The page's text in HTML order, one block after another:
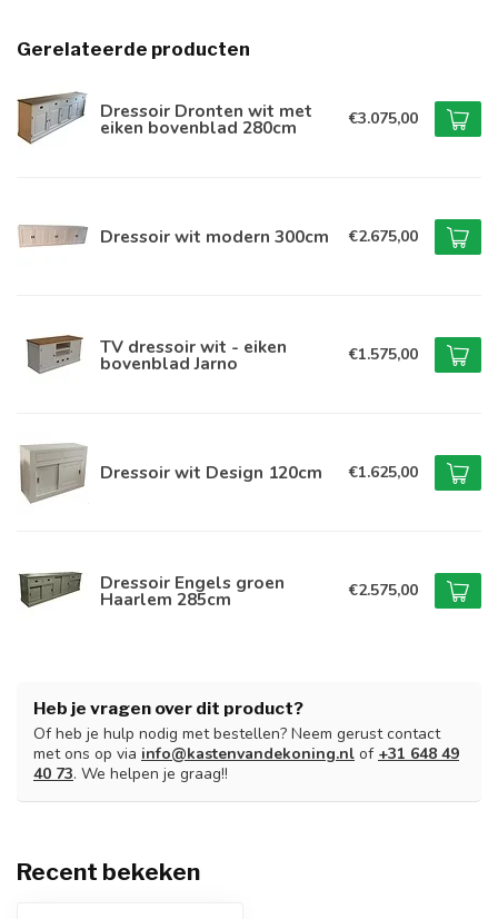
Gerelateerde producten
Dressoir Dronten wit met
eiken bovenblad 280cm €3.075,00
Dressoir wit modern 300cm €2.675,00
TV dressoir wit - eiken
bovenblad Jarno €1.575,00
Dressoir wit Design 120cm €1.625,00
Dressoir Engels groen
Haarlem 285cm €2.575,00
Heb je vragen over dit product?
Of heb je hulp nodig met bestellen? Neem gerust contact
met ons op via info@kastenvandekoning.nl of +31 648 49
40 73. We helpen je graag!!
Recent bekeken